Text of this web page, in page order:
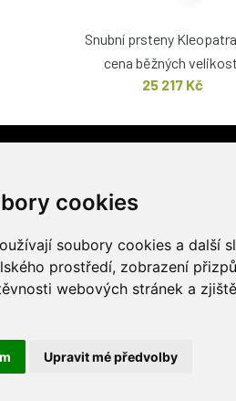
cookies
soubory cookies a další
prostředí, zobrazení
webových stránek a
Upravit mé předvolby
Snubní prsteny
cena běžných
25 217 Kč